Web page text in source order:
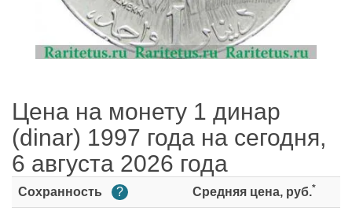
Цена на монету 1 динар
(dinar) 1997 года на сегодня,
6 августа 2026 года
Сохранность ? Средняя цена, руб.*